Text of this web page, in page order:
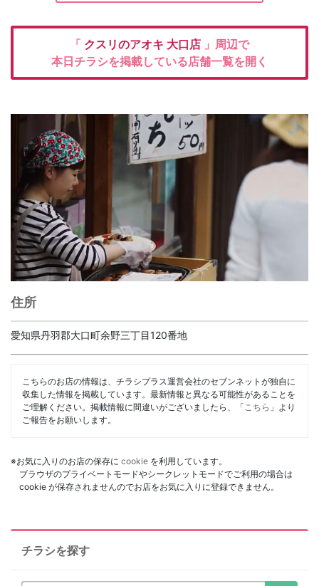
「 クスリのアオキ 大口店 」周辺で
本日チラシを掲載している店舗一覧を開く
住所
愛知県丹羽郡大口町余野三丁目120番地
こちらのお店の情報は、チラシプラス運営会社のセブンネットが独自に
収集した情報を掲載しています。最新情報と異なる可能性があることを
ご理解ください。掲載情報に間違いがございましたら、「 こちら 」より
ご報告をお願いします。
※お気に入りのお店の保存に cookie を利用しています。
ブラウザのプライベートモードやシークレットモードでご利用の場合は
cookie が保存されませんのでお店をお気に入りに登録できません。
チラシを探す